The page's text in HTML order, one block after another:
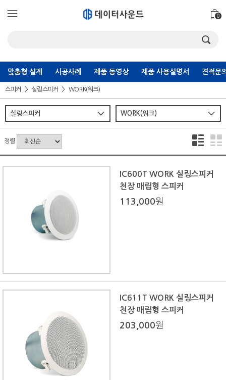
0
맞춤형 설계 시공사례 제품 동영상 제품 사용설명서 견적문
스피커 실링스피커 WORK(워크)
정렬
IC600T WORK 실링스피커
천장 매립형 스피커
113,000원
IC611T WORK 실링스피커
천장 매립형 스피커
203,000원